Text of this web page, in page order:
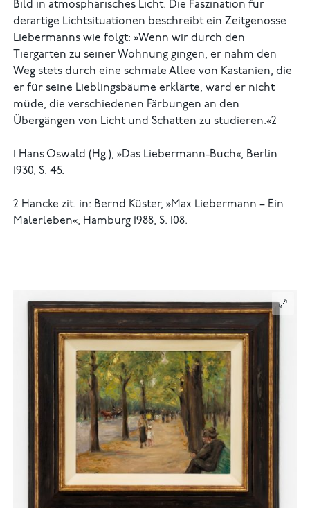
Bild in atmosphärisches Licht. Die Faszination für
derartige Lichtsituationen beschreibt ein Zeitgenosse
Liebermanns wie folgt: »Wenn wir durch den
Tiergarten zu seiner Wohnung gingen, er nahm den
Weg stets durch eine schmale Allee von Kastanien, die
er für seine Lieblingsbäume erklärte, ward er nicht
müde, die verschiedenen Färbungen an den
Übergängen von Licht und Schatten zu studieren.«2
1 Hans Oswald (Hg.), »Das Liebermann-Buch«, Berlin
1930, S. 45.
2 Hancke zit. in: Bernd Küster, »Max Liebermann – Ein
Malerleben«, Hamburg 1988, S. 108.